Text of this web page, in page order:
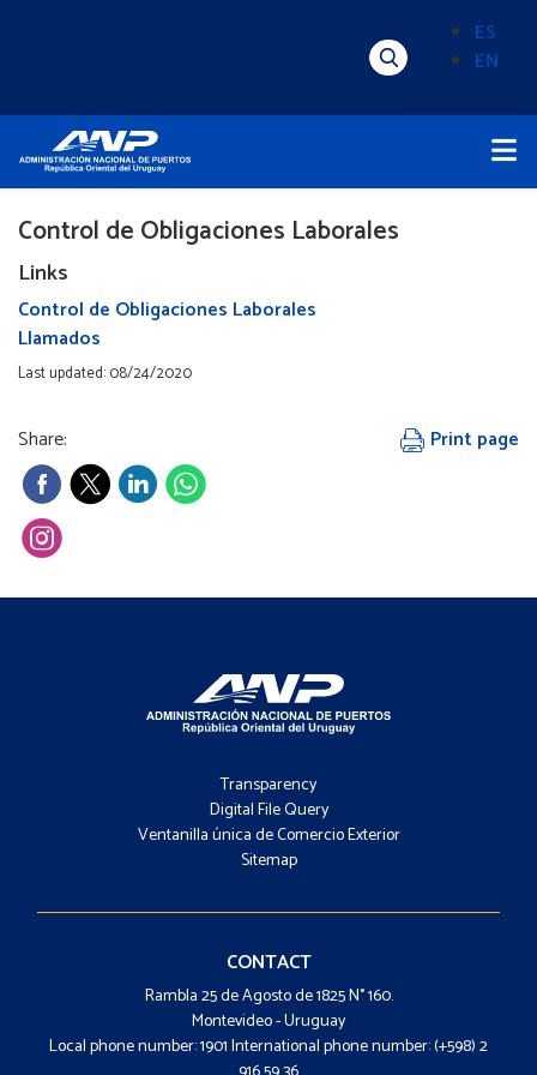
idioma
(Content)
ES
EN
Menú
Principal
Control de Obligaciones Laborales
Links
Control de Obligaciones Laborales
Llamados
Last updated: 08/24/2020
Share: Print page
-
Menú
Transparency
Digital File Query
Ventanilla única de Comercio Exterior
Sitemap
-
Contacto
CONTACT
Rambla 25 de Agosto de 1825 N° 160.
Montevideo - Uruguay
Local phone number: 1901 International phone number: (+598) 2